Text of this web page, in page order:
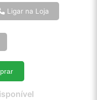
Ligar na Loja